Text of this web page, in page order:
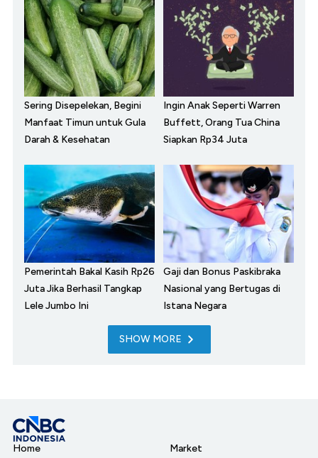
Sering Disepelekan, Begini
Manfaat Timun untuk Gula
Darah & Kesehatan
Ingin Anak Seperti Warren
Buffett, Orang Tua China
Siapkan Rp34 Juta
Pemerintah Bakal Kasih Rp26
Juta Jika Berhasil Tangkap
Lele Jumbo Ini
Gaji dan Bonus Paskibraka
Nasional yang Bertugas di
Istana Negara
SHOW MORE
Home
Market